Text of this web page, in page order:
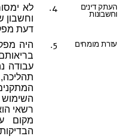
4.
העתק דינים
וחשבונות
לא
וחשבון
דעת
5. עזרת מומחים
היה
עבודה
רשאי
מקום